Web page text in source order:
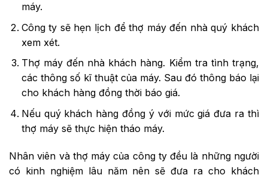
máy.
Công ty sẽ hẹn lịch để thợ máy đến nhà quý khách
xem xét.
Thợ máy đến nhà khách hàng. Kiểm tra tình trạng,
các thông số kĩ thuật của máy. Sau đó thông báo lại
cho khách hàng đồng thời báo giá.
Nếu quý khách hàng đồng ý với mức giá đưa ra thì
thợ máy sẽ thực hiện tháo máy.
Nhân viên và thợ máy của công ty đều là những người
có kinh nghiệm lâu năm nên sẽ đưa ra cho khách